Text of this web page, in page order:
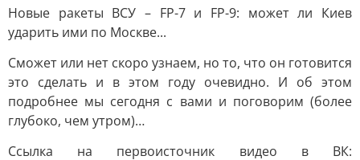
Новые ракеты ВСУ – FP-7 и FP-9: может ли Киев
ударить ими по Москве...
Сможет или нет скоро узнаем, но то, что он готовится
это сделать и в этом году очевидно. И об этом
подробнее мы сегодня с вами и поговорим (более
глубоко, чем утром)…
Ссылка на первоисточник видео в ВК: